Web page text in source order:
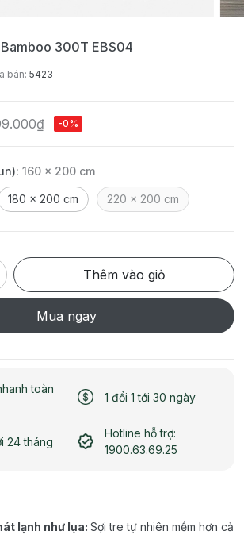
300T EBS04
bán: 5423
-0%
160 x 200 cm
180 x 200 cm 220 x 200 cm
Thêm vào giỏ
Mua ngay
toàn
1 đổi 1 tới 30 ngày
24 tháng
Hotline hỗ trợ:
1900.63.69.25
lạnh như lụa: Sợi tre tự nhiên mềm hơn cả